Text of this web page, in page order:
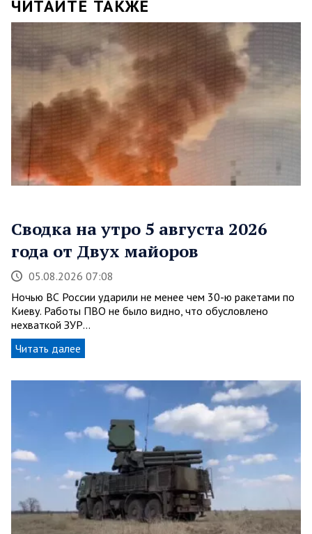
ЧИТАЙТЕ ТАКЖЕ
Сводка на утро 5 августа 2026
года от Двух майоров
05.08.2026 07:08
Ночью ВС России ударили не менее чем 30-ю ракетами по
Киеву. Работы ПВО не было видно, что обусловлено
нехваткой ЗУР…
Читать далее